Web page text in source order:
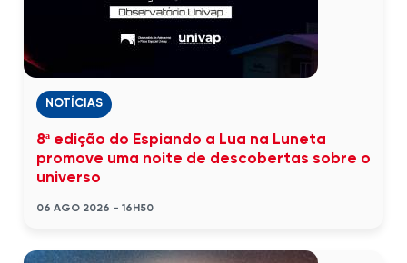
NOTÍCIAS
8ª edição do Espiando a Lua na Luneta
promove uma noite de descobertas sobre o
universo
06 AGO 2026 - 16H50